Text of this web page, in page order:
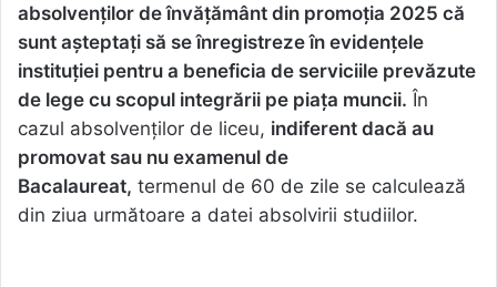
absolvenţilor de învățământ din promoţia 2025 că
sunt aşteptaţi să se înregistreze în evidenţele
instituţiei pentru a beneficia de serviciile prevăzute
de lege cu scopul integrării pe piaţa muncii. În
cazul absolvenţilor de liceu, indiferent dacă au
promovat sau nu examenul de
Bacalaureat, termenul de 60 de zile se calculează
din ziua următoare a datei absolvirii studiilor.